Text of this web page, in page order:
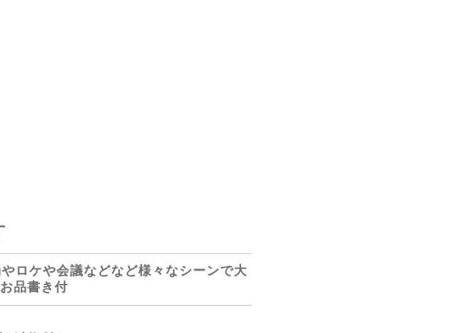
ロケや会議などなど様々なシーンで大
品書き付